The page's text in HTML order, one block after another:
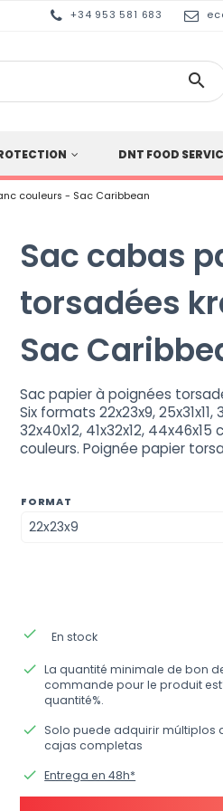
+34 953 581 683

DNT FOOD
couleurs - Sac Caribbean
Sac cabas
torsadées
Sac
Sac papier à poignées
Six formats 22x23x9, 25x31x11,
32x40x12, 41x32x12,
couleurs. Poignée papier
FORMAT
done En stock
done La quantité minimale de bon
commande pour le produit
quantité%.
done Solo puede adquirir múltiplos
cajas completas
done Entrega en 48h*